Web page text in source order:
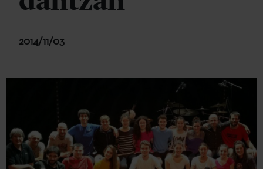
2014/11/03